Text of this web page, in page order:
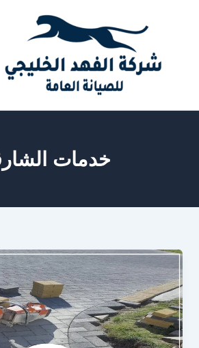
خدمات